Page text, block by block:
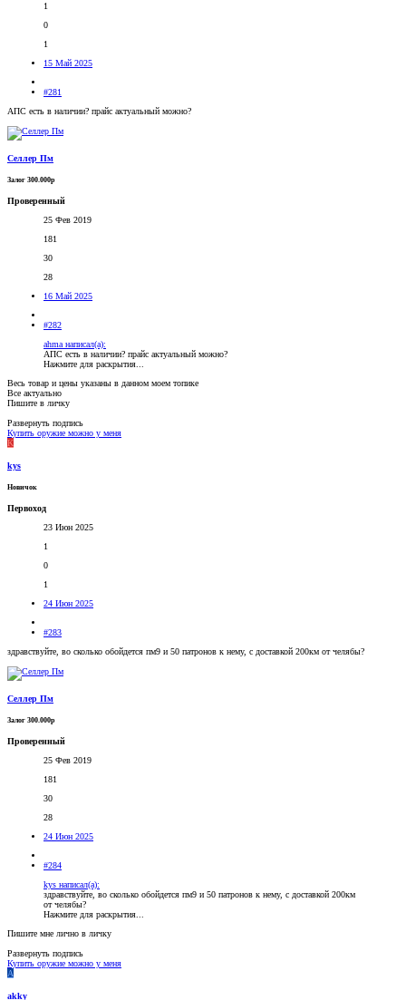
1
0
1
15 Май 2025
#281
АПС есть в наличии? прайс актуальный можно?
Селлер Пм
Залог 300.000р
Проверенный
25 Фев 2019
181
30
28
16 Май 2025
#282
ahma написал(а):
АПС есть в наличии? прайс актуальный можно?
Нажмите для раскрытия...
Весь товар и цены указаны в данном моем топике
Все актуально
Пишите в личку
Развернуть подпись
Купить оружие можно у меня
K
kys
Новичок
Первоход
23 Июн 2025
1
0
1
24 Июн 2025
#283
здравствуйте, во сколько обойдется пм9 и 50 патронов к нему, с доставкой 200км от челябы?
Селлер Пм
Залог 300.000р
Проверенный
25 Фев 2019
181
30
28
24 Июн 2025
#284
kys написал(а):
здравствуйте, во сколько обойдется пм9 и 50 патронов к нему, с доставкой 200км
от челябы?
Нажмите для раскрытия...
Пишите мне лично в личку
Развернуть подпись
Купить оружие можно у меня
A
akky